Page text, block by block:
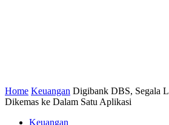
Home Keuangan Digibank DBS, Segala
Dikemas ke Dalam Satu Aplikasi
Keuangan